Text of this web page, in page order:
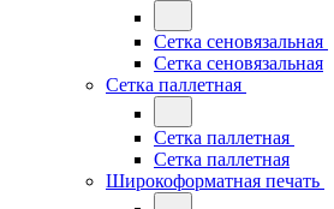
Сетка сеновязальная
Сетка сеновязальная
Сетка паллетная
Сетка паллетная
Сетка паллетная
Широкоформатная печать